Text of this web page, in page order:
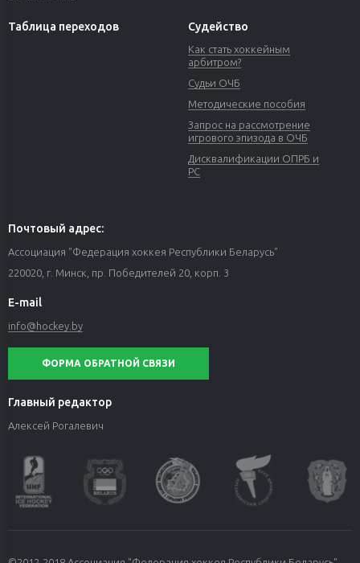
Таблица переходов Судейство
Как стать хоккейным
арбитром?
Судьи ОЧБ
Методические пособия
Запрос на рассмотрение
игрового эпизода в ОЧБ
Дисквалификации ОПРБ и
РС
Почтовый адрес:
Ассоциация "Федерация хоккея Республики Беларусь"
220020, г. Минск, пр. Победителей 20, корп. 3
E-mail
info@hockey.by
ФОРМА ОБРАТНОЙ СВЯЗИ
Главный редактор
Алексей Рогалевич